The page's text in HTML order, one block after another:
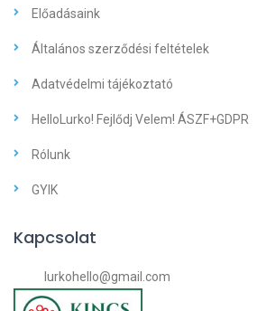
Előadásaink
Általános szerződési feltételek
Adatvédelmi tájékoztató
HelloLurko! Fejlődj Velem! ÁSZF+GDPR
Rólunk
GYIK
Kapcsolat
lurkohello@gmail.com